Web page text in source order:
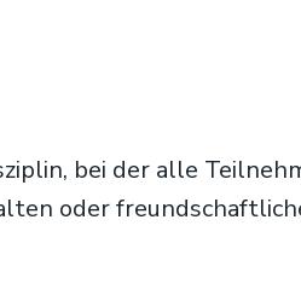
bei der alle
oder